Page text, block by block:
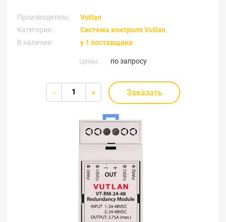
Производитель:
Vutlan
Категория:
Система контроля Vutlan
В наличии:
у 1 поставщика
Цены: по запросу
- + Заказать